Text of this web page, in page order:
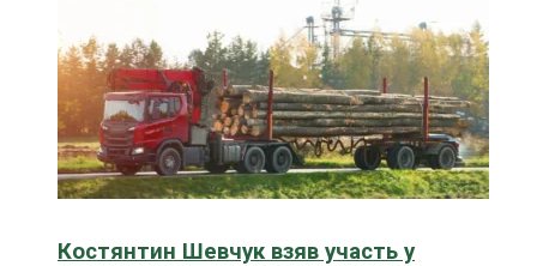
Костянтин Шевчук взяв участь у